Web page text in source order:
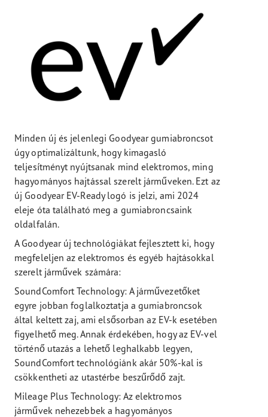
Minden új és jelenlegi Goodyear gumiabroncsot
úgy optimalizáltunk, hogy kimagasló
teljesítményt nyújtsanak mind elektromos, ming
hagyományos hajtással szerelt járműveken. Ezt az
új Goodyear EV-Ready logó is jelzi, ami 2024
eleje óta található meg a gumiabroncsaink
oldalfalán.
A Goodyear új technológiákat fejlesztett ki, hogy
megfeleljen az elektromos és egyéb hajtásokkal
szerelt járművek számára:
SoundComfort Technology: A járművezetőket
egyre jobban foglalkoztatja a gumiabroncsok
által keltett zaj, ami elsősorban az EV-k esetében
figyelhető meg. Annak érdekében, hogy az EV-vel
történő utazás a lehető leghalkabb legyen,
SoundComfort technológiánk akár 50%-kal is
csökkentheti az utastérbe beszűrődő zajt.
Mileage Plus Technology: Az elektromos
járművek nehezebbek a hagyományos